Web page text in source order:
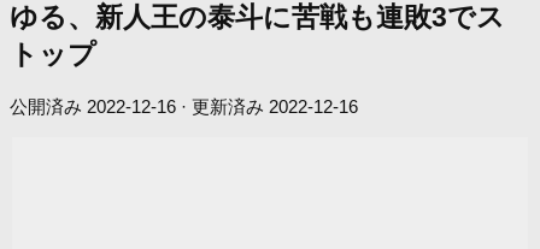
ゆる、新人王の泰斗に苦戦も連敗3でス
トップ
公開済み 2022-12-16 · 更新済み 2022-12-16